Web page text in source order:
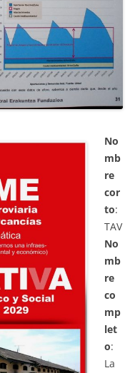
No
mb
re
cor
to:
TAV
No
mb
re
co
mp
let
o:
La